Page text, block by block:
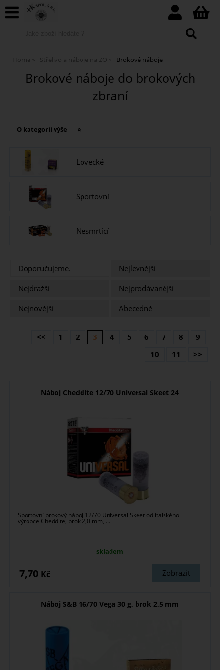
Home Střelivo a náboje na ZO Brokové náboje
Brokové náboje do brokových
zbraní
O kategorii výše
Lovecké
Sportovní
Nesmrtící
Doporučujeme.
Nejlevnější
Nejdražší
Nejprodávanější
Nejnovější
Abecedně
<< 1 2 3 4 5 6 7 8
9
10
11 >>
Náboj Cheddite 12/70 Universal Skeet 24
Sportovní brokový náboj 12/70 Universal Skeet od italského
výrobce Cheddite, brok 2,0 mm, ...
skladem
Zobrazit
7,70 Kč
Náboj S&B 16/70 Vega 30 g, brok 2,5 mm